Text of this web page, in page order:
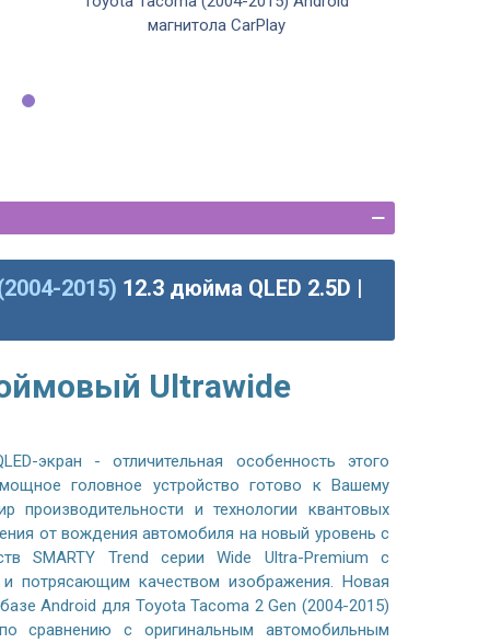
магнитола CarPlay
2015) 12.3 дюйма QLED 2.5D |
Ultrawide
экран - отличительная особенность этого
головное устройство готово к Вашему
и технологии квантовых
от вождения автомобиля на новый уровень с
SMARTY Trend серии Wide Ultra-Premium с
потрясающим качеством изображения. Новая
Android для Toyota Tacoma 2 Gen (2004-2015)
сравнению с оригинальным автомобильным